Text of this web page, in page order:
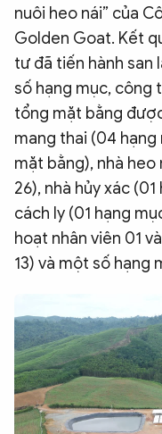
nuôi heo nái” của
Golden Goat. Kết
tư đã tiến hành san
số hạng mục, công
tổng mặt bằng
mang thai (04 hạng
mặt bằng), nhà heo
26), nhà hủy xác
cách ly (01 hạng
hoạt nhân viên 01
13) và một số hạng